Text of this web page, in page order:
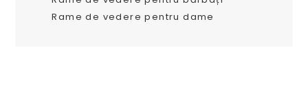
Rame de vedere pentru dame